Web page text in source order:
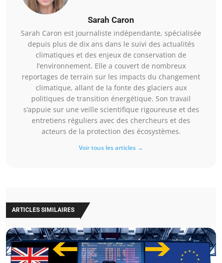
Sarah Caron
Sarah Caron est journaliste indépendante, spécialisée
depuis plus de dix ans dans le suivi des actualités
climatiques et des enjeux de conservation de
l’environnement. Elle a couvert de nombreux
reportages de terrain sur les impacts du changement
climatique, allant de la fonte des glaciers aux
politiques de transition énergétique. Son travail
s’appuie sur une veille scientifique rigoureuse et des
entretiens réguliers avec des chercheurs et des
acteurs de la protection des écosystèmes.
Voir tous les articles →
ARTICLES SIMILAIRES